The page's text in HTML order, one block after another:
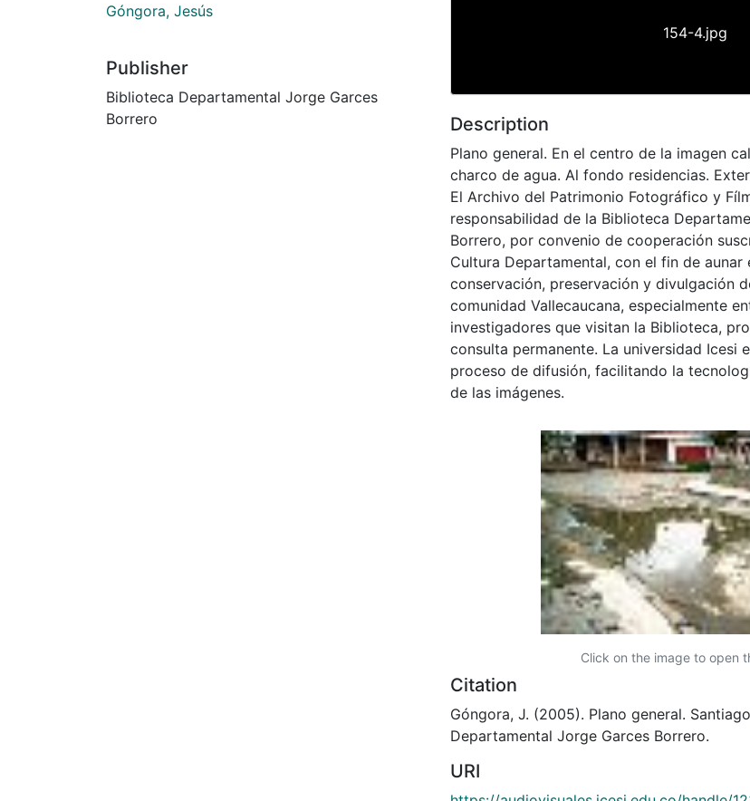
Góngora, Jesús
Publisher
Biblioteca Departamental Jorge Garces
Borrero
154-4.jpg
Description
Plano general. En el centro de la imagen
charco de agua. Al fondo residencias.
El Archivo del Patrimonio Fotográfico y
responsabilidad de la Biblioteca
Borrero, por convenio de cooperación
Cultura Departamental, con el fin de aunar
conservación, preservación y divulgación
comunidad Vallecaucana, especialmente
investigadores que visitan la Biblioteca,
consulta permanente. La universidad Icesi
proceso de difusión, facilitando la
de las imágenes.
Click on the image to open
Citation
Góngora, J. (2005). Plano general.
Departamental Jorge Garces Borrero.
URI